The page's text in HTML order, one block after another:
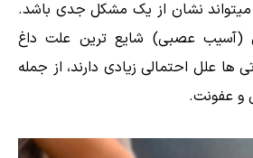
نشان از یک مشکل جدی باشد.
(آسیب عصبی) شایع ترین علت داغ
ها علل احتمالی زیادی دارند، از جمله
و عفونت.